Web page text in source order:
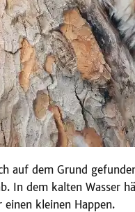
auf dem Grund
In dem kalten Wasser
kleinen Happen.